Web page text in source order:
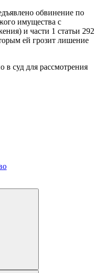
обвинение по
имущества с
и части 1 статьи 292
ей грозит лишение
в суд для рассмотрения